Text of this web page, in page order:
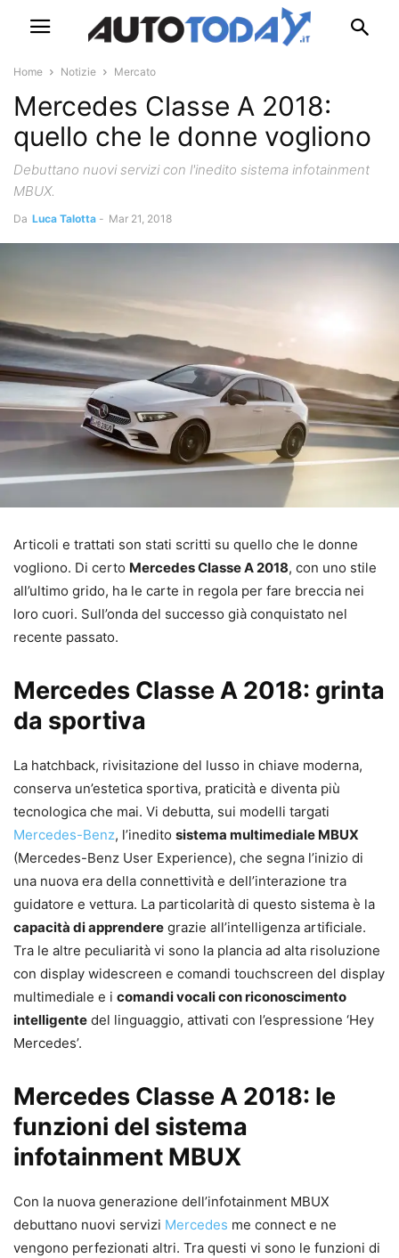
Home Notizie Mercato
Mercedes Classe A 2018:
quello che le donne vogliono
Debuttano nuovi servizi con l'inedito sistema infotainment
MBUX.
Da Luca Talotta - Mar 21, 2018
Articoli e trattati son stati scritti su quello che le donne
vogliono. Di certo Mercedes Classe A 2018, con uno stile
all’ultimo grido, ha le carte in regola per fare breccia nei
loro cuori. Sull’onda del successo già conquistato nel
recente passato.
Mercedes Classe A 2018: grinta
da sportiva
La hatchback, rivisitazione del lusso in chiave moderna,
conserva un’estetica sportiva, praticità e diventa più
tecnologica che mai. Vi debutta, sui modelli targati
Mercedes-Benz, l’inedito sistema multimediale MBUX
(Mercedes-Benz User Experience), che segna l’inizio di
una nuova era della connettività e dell’interazione tra
guidatore e vettura. La particolarità di questo sistema è la
capacità di apprendere grazie all’intelligenza artificiale.
Tra le altre peculiarità vi sono la plancia ad alta risoluzione
con display widescreen e comandi touchscreen del display
multimediale e i comandi vocali con riconoscimento
intelligente del linguaggio, attivati con l’espressione ‘Hey
Mercedes’.
Mercedes Classe A 2018: le
funzioni del sistema
infotainment MBUX
Con la nuova generazione dell’infotainment MBUX
debuttano nuovi servizi Mercedes me connect e ne
vengono perfezionati altri. Tra questi vi sono le funzioni di